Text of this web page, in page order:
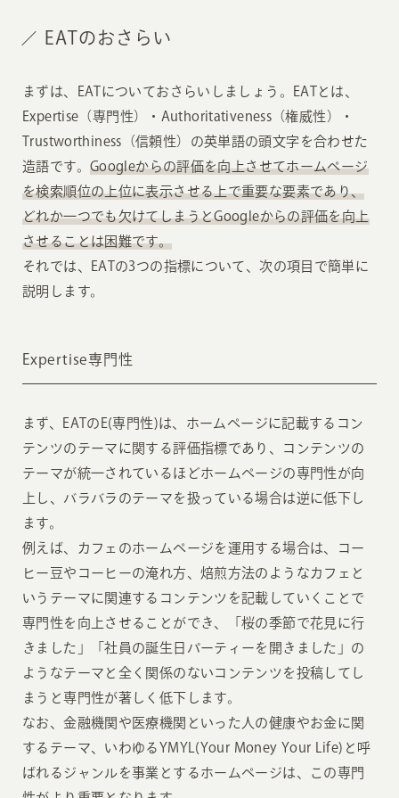
EATのおさらい
まずは、EATについておさらいしましょう。EATとは、
Expertise（専門性）・Authoritativeness（権威性）・
Trustworthiness（信頼性）の英単語の頭文字を合わせた
造語です。 Googleからの評価を向上させてホームページ
を検索順位の上位に表示させる上で重要な要素であり、
どれか一つでも欠けてしまうとGoogleからの評価を向上
させることは困難です。
それでは、EATの3つの指標について、次の項目で簡単に
説明します。
Expertise専門性
まず、EATのE(専門性)は、ホームページに記載するコン
テンツのテーマに関する評価指標であり、コンテンツの
テーマが統一されているほどホームページの専門性が向
上し、バラバラのテーマを扱っている場合は逆に低下し
ます。
例えば、カフェのホームページを運用する場合は、コー
ヒー豆やコーヒーの淹れ方、焙煎方法のようなカフェと
いうテーマに関連するコンテンツを記載していくことで
専門性を向上させることができ、「桜の季節で花見に行
きました」「社員の誕生日パーティーを開きました」の
ようなテーマと全く関係のないコンテンツを投稿してし
まうと専門性が著しく低下します。
なお、金融機関や医療機関といった人の健康やお金に関
するテーマ、いわゆるYMYL(Your Money Your Life)と呼
ばれるジャンルを事業とするホームページは、この専門